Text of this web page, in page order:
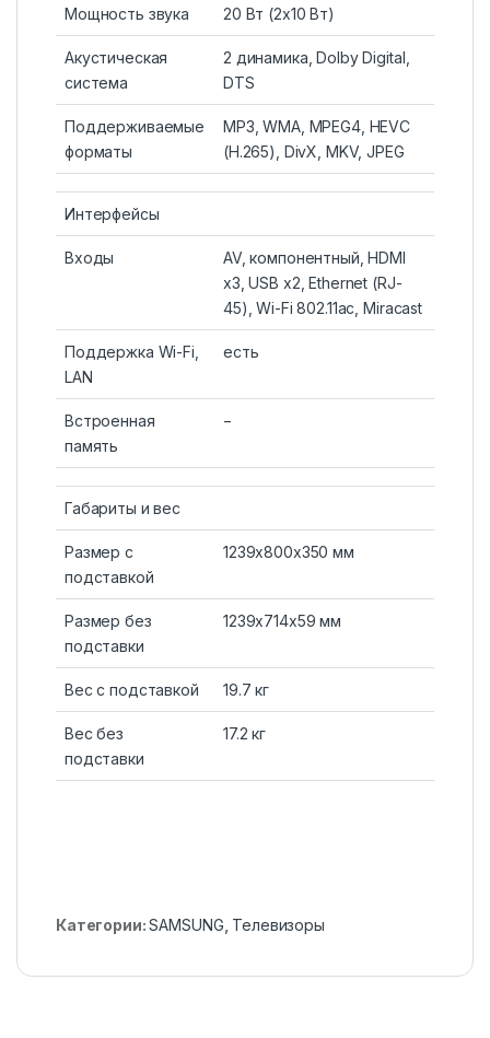
Мощность звука 20 Вт (2х10 Вт)
Акустическая
система
2 динамика, Dolby Digital,
DTS
Поддерживаемые
форматы
MP3, WMA, MPEG4, HEVC
(H.265), DivX, MKV, JPEG
Интерфейсы
Входы
AV, компонентный, HDMI
x3, USB x2, Ethernet (RJ-
45), Wi-Fi 802.11ac, Miracast
Поддержка Wi-Fi,
LAN
есть
Встроенная
память
−
Габариты и вес
Размер с
подставкой
1239x800x350 мм
Размер без
подставки
1239x714x59 мм
Вес с подставкой 19.7 кг
Вес без
подставки
17.2 кг
Категории:SAMSUNG Телевизоры